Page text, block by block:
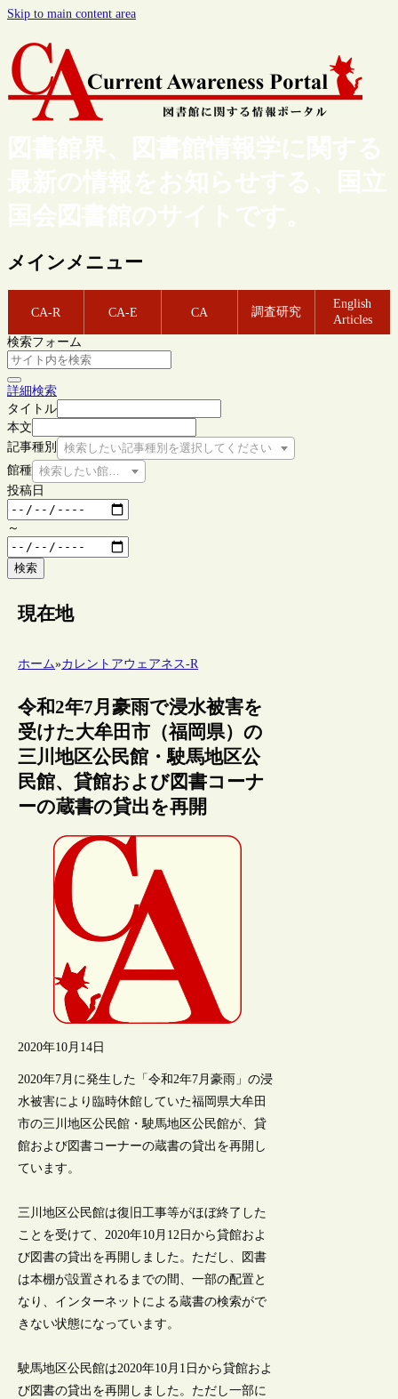
Skip to main content area
図書館界、図書館情報学に関する
最新の情報をお知らせする、国立
国会図書館のサイトです。
メインメニュー
CA-R CA-E CA 調査研究
English
Articles
検索フォーム
詳細検索
タイトル
本文
記事種別
検索したい記事種別を選択してください
館種 検索したい館種を選択してください
投稿日
～
検索
現在地
ホーム»カレントアウェアネス-R
令和2年7月豪雨で浸水被害を
受けた大牟田市（福岡県）の
三川地区公民館・駛馬地区公
民館、貸館および図書コーナ
ーの蔵書の貸出を再開
2020年10月14日
2020年7月に発生した「令和2年7月豪雨」の浸
水被害により臨時休館していた福岡県大牟田
市の三川地区公民館・駛馬地区公民館が、貸
館および図書コーナーの蔵書の貸出を再開し
ています。
三川地区公民館は復旧工事等がほぼ終了した
ことを受けて、2020年10月12日から貸館およ
び図書の貸出を再開しました。ただし、図書
は本棚が設置されるまでの間、一部の配置と
なり、インターネットによる蔵書の検索がで
きない状態になっています。
駛馬地区公民館は2020年10月1日から貸館およ
び図書の貸出を再開しました。ただし一部に